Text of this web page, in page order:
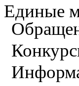
Единые